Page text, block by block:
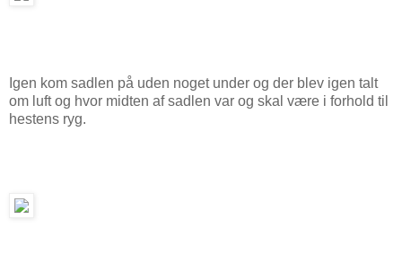
Igen kom sadlen på uden noget under og der blev igen talt
om luft og hvor midten af sadlen var og skal være i forhold til
hestens ryg.